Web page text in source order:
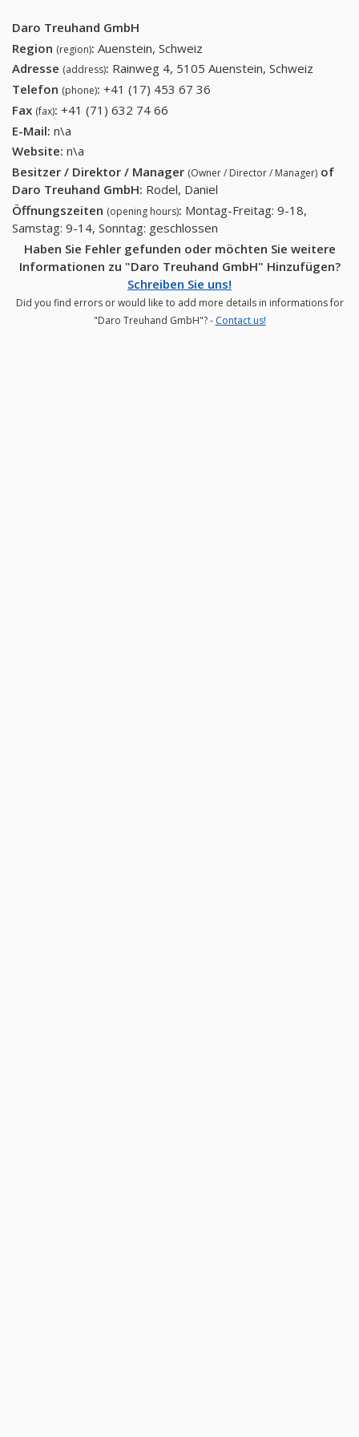
Daro Treuhand GmbH
Region (region): Auenstein, Schweiz
Adresse (address): Rainweg 4, 5105 Auenstein, Schweiz
Telefon (phone): +41 (17) 453 67 36
Fax (fax): +41 (71) 632 74 66
E-Mail: n\a
Website: n\a
Besitzer / Direktor / Manager (Owner / Director / Manager) of
Daro Treuhand GmbH: Rodel, Daniel
Öffnungszeiten (opening hours): Montag-Freitag: 9-18,
Samstag: 9-14, Sonntag: geschlossen
Haben Sie Fehler gefunden oder möchten Sie weitere
Informationen zu "Daro Treuhand GmbH" Hinzufügen?
Schreiben Sie uns!
Did you find errors or would like to add more details in informations for
"Daro Treuhand GmbH"? - Contact us!